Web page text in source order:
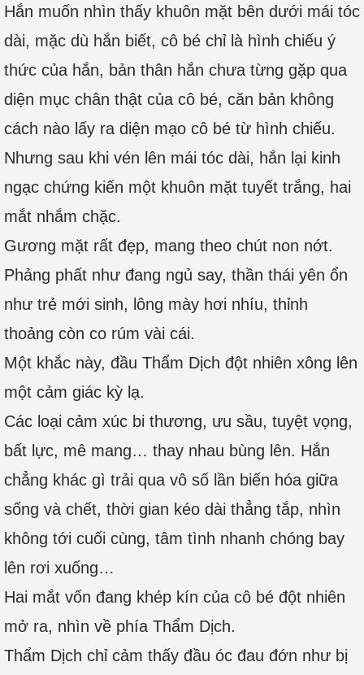
Hắn muốn nhìn thấy khuôn mặt bên dưới mái tóc
dài, mặc dù hắn biết, cô bé chỉ là hình chiếu ý
thức của hắn, bản thân hắn chưa từng gặp qua
diện mục chân thật của cô bé, căn bản không
cách nào lấy ra diện mạo cô bé từ hình chiếu.
Nhưng sau khi vén lên mái tóc dài, hắn lại kinh
ngạc chứng kiến một khuôn mặt tuyết trắng, hai
mắt nhắm chặc.
Gương mặt rất đẹp, mang theo chút non nớt.
Phảng phất như đang ngủ say, thần thái yên ổn
như trẻ mới sinh, lông mày hơi nhíu, thỉnh
thoảng còn co rúm vài cái.
Một khắc này, đầu Thẩm Dịch đột nhiên xông lên
một cảm giác kỳ lạ.
Các loại cảm xúc bi thương, ưu sầu, tuyệt vọng,
bất lực, mê mang… thay nhau bùng lên. Hắn
chẳng khác gì trải qua vô số lần biến hóa giữa
sống và chết, thời gian kéo dài thẳng tắp, nhìn
không tới cuối cùng, tâm tình nhanh chóng bay
lên rơi xuống…
Hai mắt vốn đang khép kín của cô bé đột nhiên
mở ra, nhìn về phía Thẩm Dịch.
Thẩm Dịch chỉ cảm thấy đầu óc đau đớn như bị